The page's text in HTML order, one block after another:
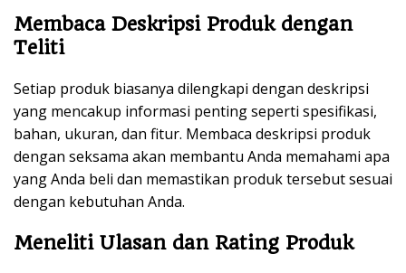
Membaca Deskripsi Produk dengan
Teliti
Setiap produk biasanya dilengkapi dengan deskripsi
yang mencakup informasi penting seperti spesifikasi,
bahan, ukuran, dan fitur. Membaca deskripsi produk
dengan seksama akan membantu Anda memahami apa
yang Anda beli dan memastikan produk tersebut sesuai
dengan kebutuhan Anda.
Meneliti Ulasan dan Rating Produk